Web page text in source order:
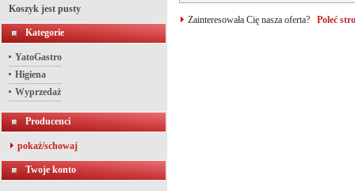
Koszyk jest pusty
Kategorie
YatoGastro
Higiena
Wyprzedaż
Producenci
pokaż/schowaj
Twoje konto
Zainteresowała Cię nasza oferta? Poleć